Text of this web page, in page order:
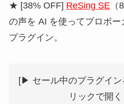
★ [38% OFF] ReSing SE（
の声を AI を使ってプロボ
プラグイン。
[▶︎ セール中のプラグイン
リックで開く